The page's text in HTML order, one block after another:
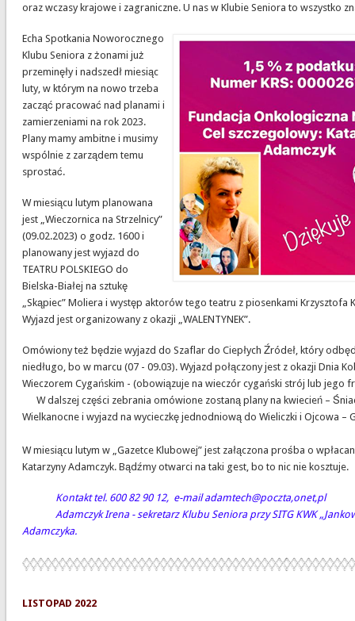
oraz wczasy krajowe i zagraniczne. U nas w Klubie Seniora to wszystko
Echa Spotkania Noworocznego
Klubu Seniora z żonami już
przeminęły i nadszedł miesiąc
luty, w którym na nowo trzeba
zacząć pracować nad planami i
zamierzeniami na rok 2023.
Plany mamy ambitne i musimy
wspólnie z zarządem temu
sprostać.
W miesiącu lutym planowana
jest „Wieczornica na Strzelnicy”
(09.02.2023) o godz. 1600 i
planowany jest wyjazd do
TEATRU POLSKIEGO do
Bielska-Białej na sztukę
„Skąpiec” Moliera i występ aktorów tego teatru z piosenkami Krzysztofa
Wyjazd jest organizowany z okazji „WALENTYNEK”.
Omówiony też będzie wyjazd do Szaflar do Ciepłych Źródeł, który
niedługo, bo w marcu (07 - 09.03). Wyjazd połączony jest z okazji Dnia
Wieczorem Cygańskim - (obowiązuje na wieczór cygański strój lub jego
W dalszej części zebrania omówione zostaną plany na kwiecień –
Wielkanocne i wyjazd na wycieczkę jednodniową do Wieliczki i Ojcowa –
W miesiącu lutym w „Gazetce Klubowej” jest załączona prośba o
Katarzyny Adamczyk. Bądźmy otwarci na taki gest, bo to nic nie kosztuje.
Kontakt tel. 600 82 90 12, e-mail adamtech@poczta,onet,pl
Adamczyk Irena - sekretarz Klubu Seniora przy SITG KWK
Adamczyka.
LISTOPAD 2022